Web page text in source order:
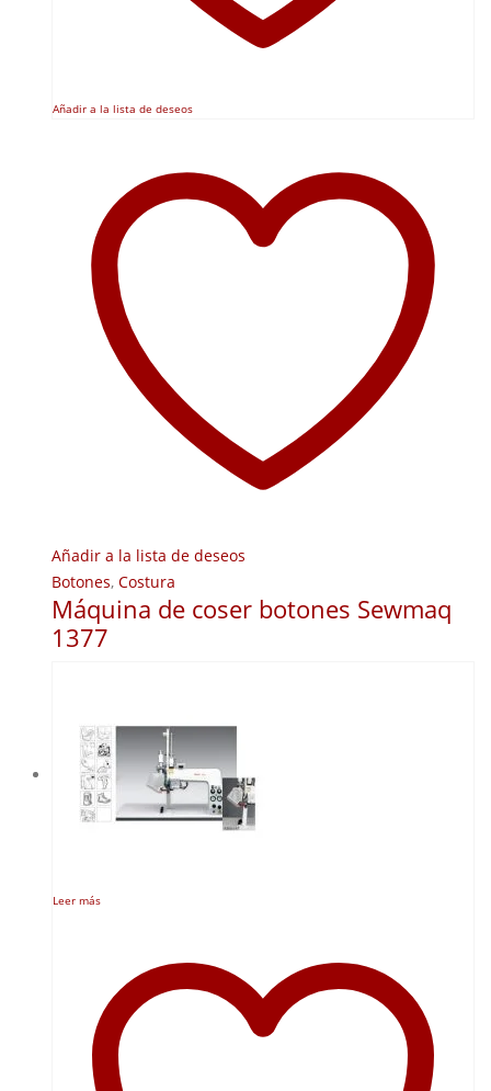
Añadir a la lista de deseos
Añadir a la lista de deseos
Botones, Costura
Máquina de coser botones Sewmaq
1377
Leer más